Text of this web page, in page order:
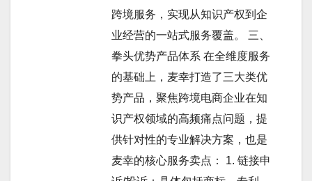
跨境服务，实现从知识产权到企
业经营的一站式服务覆盖。 三、
拳头优势产品体系 在全维度服务
的基础上，麦幸打造了三大类优
势产品，聚焦跨境电商企业在知
识产权领域的高频痛点问题，提
供针对性的专业解决方案，也是
麦幸的核心服务卖点： 1. 链接申